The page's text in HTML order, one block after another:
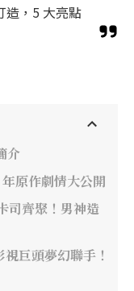
造，5 大亮點
介
原作劇情大公開
司齊聚！男神造
巨頭夢幻聯手！